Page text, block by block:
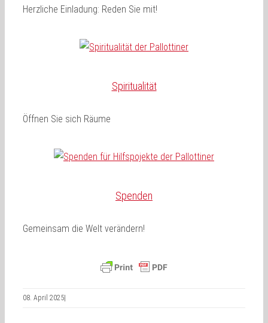
Herzliche Einladung: Reden Sie mit!
Spiritualität
Öffnen Sie sich Räume
Spenden
Gemeinsam die Welt verändern!
08. April 2025|